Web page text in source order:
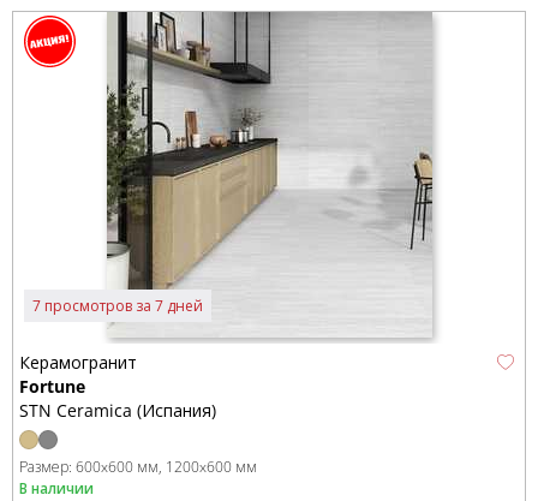
7 просмотров за 7 дней
Керамогранит
Fortune
STN Ceramica (Испания)
Размер: 600x600 мм 1200x600 мм
В наличии